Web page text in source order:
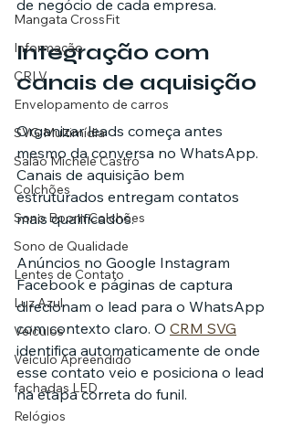
Mangata CrossFit
Informação
CRLV
Envelopamento de carros
SVG Multimídia
Salão Michele Castro
Colchões
Sono Boom Colchões
Sono de Qualidade
Lentes de Contato
Luz Azul
Veículos
Veículo Apreendido
fachadas LED
Relógios
de negócio de cada empresa.
Integração com
canais de aquisição
Organizar leads começa antes
mesmo da conversa no WhatsApp.
Canais de aquisição bem
estruturados entregam contatos
mais qualificados.
Anúncios no Google Instagram
Facebook e páginas de captura
direcionam o lead para o WhatsApp
com contexto claro. O CRM SVG
identifica automaticamente de onde
esse contato veio e posiciona o lead
na etapa correta do funil.